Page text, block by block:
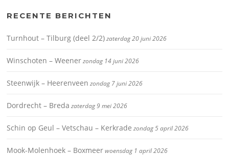
RECENTE BERICHTEN
Turnhout – Tilburg (deel 2/2)zaterdag 20 juni 2026
Winschoten – Weenerzondag 14 juni 2026
Steenwijk – Heerenveen zondag 7 juni 2026
Dordrecht – Breda zaterdag 9 mei 2026
Schin op Geul – Vetschau – Kerkrade zondag 5 april 2026
Mook-Molenhoek – Boxmeerwoensdag 1 april 2026